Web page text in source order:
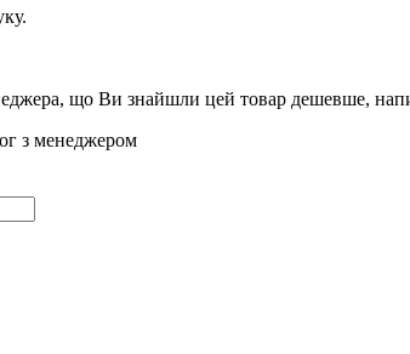
що Ви знайшли цей товар дешевше,
з менеджером